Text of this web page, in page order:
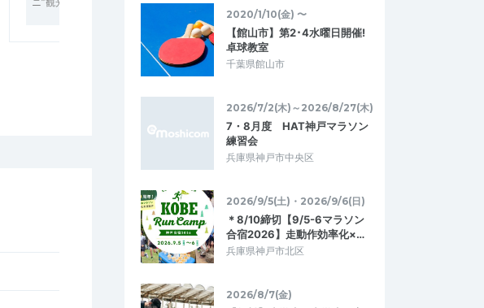
2018/11/17 2020/1/10(金) 〜
【館山市】第2･4水曜日開催!
卓球教室
千葉県館山市
2026/7/2(木)～2026/8/27(木)
7・8月度 HAT神戸マラソン
練習会
兵庫県神戸市中央区
2026/9/5(土)・2026/9/6(日)
＊8/10締切【9/5-6マラソン
合宿2026】走動作効率化×…
兵庫県神戸市北区
2026/8/7(金)